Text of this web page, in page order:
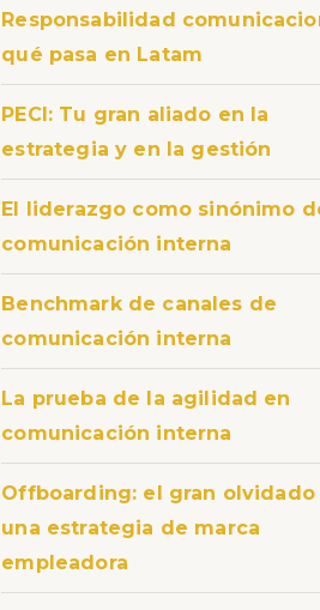
Responsabilidad
qué pasa en Latam
PECI: Tu gran aliado en la
estrategia y en la gestión
El liderazgo como sinónimo
comunicación interna
Benchmark de canales de
comunicación interna
La prueba de la agilidad en
comunicación interna
Offboarding: el gran olvidado
una estrategia de marca
empleadora